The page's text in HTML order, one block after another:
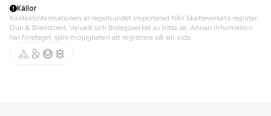
Källor
Kontaktinformationen är regelbundet importerad från Skatteverkets register,
Dun & Bradstreet, Value8 och Bolagsverket av hitta.se. Annan information
har företaget själv möjligheten att registrera på sin sida.